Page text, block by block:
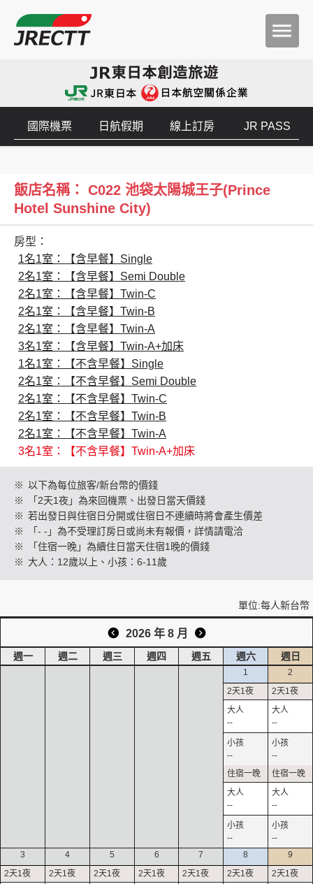
創造旅遊
國際機票 日航假期 線上訂房 JR PASS
飯店名稱： C022 池袋太陽城王子(Prince
Hotel Sunshine City)
房型：
1名1室：【含早餐】Single
2名1室：【含早餐】Semi Double
2名1室：【含早餐】Twin-C
2名1室：【含早餐】Twin-B
2名1室：【含早餐】Twin-A
3名1室：【含早餐】Twin-A+加床
1名1室：【不含早餐】Single
2名1室：【不含早餐】Semi Double
2名1室：【不含早餐】Twin-C
2名1室：【不含早餐】Twin-B
2名1室：【不含早餐】Twin-A
3名1室：【不含早餐】Twin-A+加床
※ 以下為每位旅客/新台幣的價錢
※
「2天1夜」為來回機票、出發日當天價錢
※ 若出發日與住宿日分開或住宿日不連續時將會產生價差
※
「- -」為不受理訂房日或尚未有報價，詳情請電洽
※
「住宿一晚」為續住日當天住宿1晚的價錢
※ 大人：12歲以上、小孩：6-11歲
單位:每人新台幣
2026 年 8 月
週一 週二 週三 週四 週五 週六 週日
1
--
--
--
--
2
--
--
--
--
3
4 5 6 7 8 9